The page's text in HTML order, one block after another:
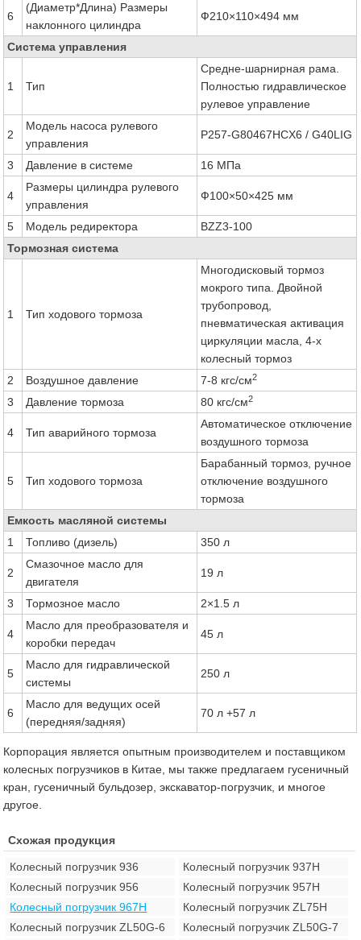
6
(Диаметр*Длина) Размеры
наклонного цилиндра
Ф210×110×494 мм
Система управления
1 Тип
Средне-шарнирная рама.
Полностью гидравлическое
рулевое управление
2
Модель насоса рулевого
управления
P257-G80467HCX6 / G40LIG
3 Давление в системе 16 МПа
4
Размеры цилиндра рулевого
управления
Ф100×50×425 мм
5 Модель редиректора
BZZ3-100
Тормозная система
1 Тип ходового тормоза
Многодисковый тормоз
мокрого типа. Двойной
трубопровод,
пневматическая активация
циркуляции масла, 4-х
колесный тормоз
2
Воздушное давление 7-8 кгс/см2
3 Давление тормоза 80 кгс/см2
4 Тип аварийного тормоза
Автоматическое отключение
воздушного тормоза
5 Тип ходового тормоза
Барабанный тормоз, ручное
отключение воздушного
тормоза
Емкость масляной системы
1
Топливо (дизель) 350 л
2
Смазочное масло для
двигателя
19 л
3 Тормозное масло 2×1.5 л
4
Масло для преобразователя и
коробки передач
45 л
5
Масло для гидравлической
системы
250 л
6
Масло для ведущих осей
(передняя/задняя)
70 л +57 л
Корпорация является опытным производителем и поставщиком
колесных погрузчиков в Китае, мы также предлагаем гусеничный
кран, гусеничный бульдозер, экскаватор-погрузчик, и многое
другое.
Схожая продукция
Колесный погрузчик 936
Колесный погрузчик 937H
Колесный погрузчик 956
Колесный погрузчик 957H
Колесный погрузчик 967H
Колесный погрузчик ZL75H
Колесный погрузчик ZL50G-6
Колесный погрузчик ZL50G-7